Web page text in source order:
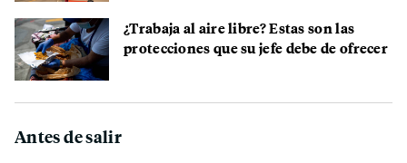
¿Trabaja al aire libre? Estas son las
protecciones que su jefe debe de ofrecer
Antes de salir